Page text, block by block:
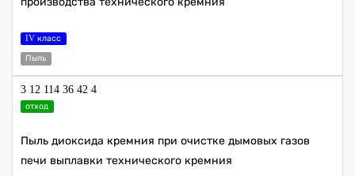
IV класс
Пыль
3 12 114 36 42 4
отход
Пыль диоксида кремния при очистке дымовых газов
печи выплавки технического кремния